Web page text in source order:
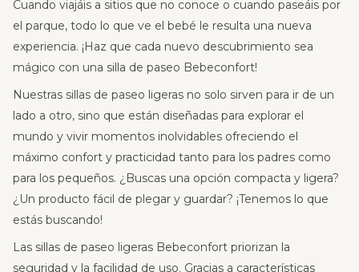
Cuando viajáis a sitios que no conoce o cuando paseáis por
el parque, todo lo que ve el bebé le resulta una nueva
experiencia. ¡Haz que cada nuevo descubrimiento sea
mágico con una silla de paseo Bebeconfort!
Nuestras sillas de paseo ligeras no solo sirven para ir de un
lado a otro, sino que están diseñadas para explorar el
mundo y vivir momentos inolvidables ofreciendo el
máximo confort y practicidad tanto para los padres como
para los pequeños. ¿Buscas una opción compacta y ligera?
¿Un producto fácil de plegar y guardar? ¡Tenemos lo que
estás buscando!
Las sillas de paseo ligeras Bebeconfort priorizan la
seguridad y la facilidad de uso. Gracias a características